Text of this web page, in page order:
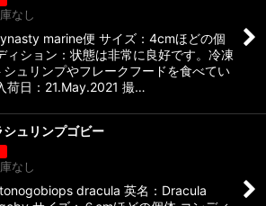
なし
marine便 サイズ：4cmほどの個
ィション：状態は非常に良好です。冷凍
シュリンプやフレークフードを食べてい
荷日：21.May.2021 撮…
シュリンプゴビー
なし
dracula 英名：Dracula